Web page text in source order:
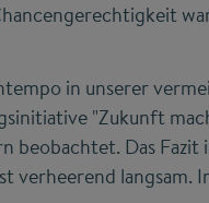
in unserer
"Zukunft
beobachtet. Das
verheerend langsam.